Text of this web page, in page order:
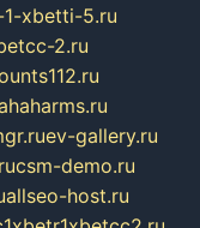
xbetti-5.ru
2.ru
ev-gallery.ru
csm-demo.ru
allseo-host.ru